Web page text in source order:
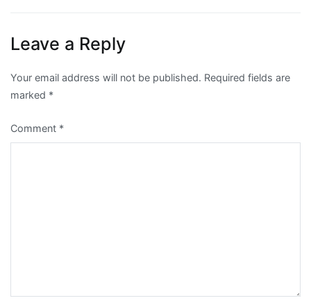
Leave a Reply
Your email address will not be published. Required fields are
marked *
Comment *